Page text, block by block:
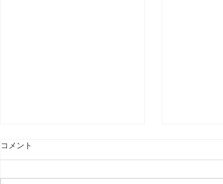
コメント